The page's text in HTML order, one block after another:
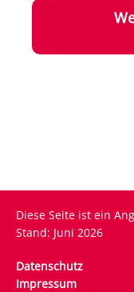
Diese Seite ist ein
Stand: Juni 2026
Datenschutz
Impressum